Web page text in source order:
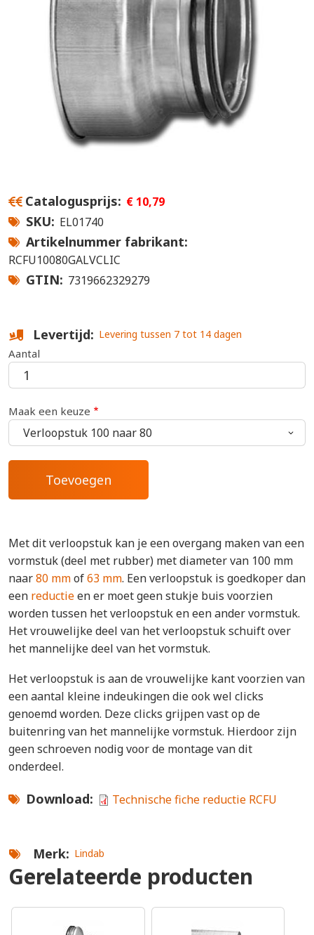
Catalogusprijs € 10,79
SKU EL01740
Artikelnummer fabrikant
RCFU10080GALVCLIC
GTIN 7319662329279
Levertijd Levering tussen 7 tot 14 dagen
Aantal
Maak een keuze
Met dit verloopstuk kan je een overgang maken van een
vormstuk (deel met rubber) met diameter van 100 mm
naar80 mmof63 mm. Een verloopstuk is goedkoper dan
een reductieen er moet geen stukje buis voorzien
worden tussen het verloopstuk en een ander vormstuk.
Het vrouwelijke deel van het verloopstuk schuift over
het mannelijke deel van het vormstuk.
Het verloopstuk is aan de vrouwelijke kant voorzien van
een aantal kleine indeukingen die ook wel clicks
genoemd worden. Deze clicks grijpen vast op de
buitenring van het mannelijke vormstuk. Hierdoor zijn
geen schroeven nodig voor de montage van dit
onderdeel.
Download Technische fiche reductie RCFU
Merk Lindab
Gerelateerde producten